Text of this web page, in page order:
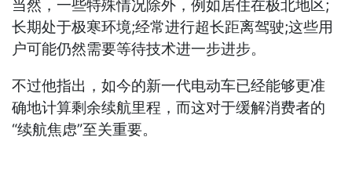
当然，一些特殊情况除外，例如居住在极北地区;
长期处于极寒环境;经常进行超长距离驾驶;这些用
户可能仍然需要等待技术进一步进步。
不过他指出，如今的新一代电动车已经能够更准
确地计算剩余续航里程，而这对于缓解消费者的
“续航焦虑”至关重要。